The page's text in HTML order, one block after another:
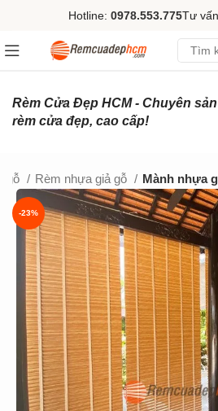
Hotline: 0978.553.775Tư
Rèm Cửa Đẹp HCM - Chuyên
rèm cửa đẹp, cao cấp!
gỗ Rèm nhựa giả gỗ Mành nhựa
-23%